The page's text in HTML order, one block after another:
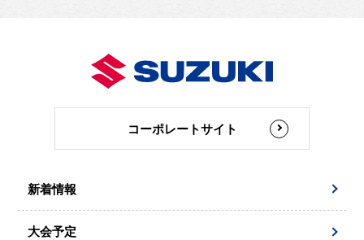
コーポレートサイト
新着情報
大会予定